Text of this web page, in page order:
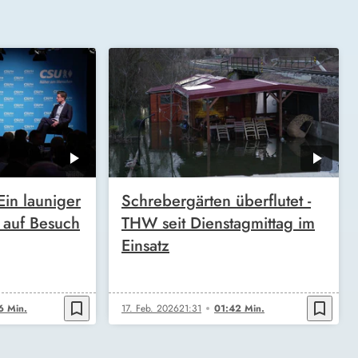
launiger
Besuch
Min. bookmark_border
Schrebergärten überflutet -
THW seit Dienstagmittag im
Einsatz
17. Feb. 202621:31 01:42 Min. bookmark_border